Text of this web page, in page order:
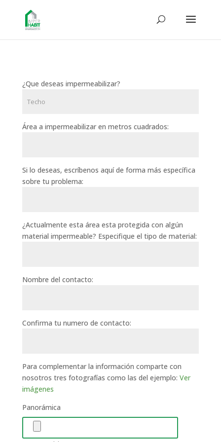
¿Que deseas impermeabilizar?
Área a impermeabilizar en metros cuadrados:
Si lo deseas, escríbenos aquí de forma más específica
sobre tu problema:
¿Actualmente esta área esta protegida con algún
material impermeable? Especifique el tipo de material:
Nombre del contacto:
Confirma tu numero de contacto:
Para complementar la información comparte con
nosotros tres fotografías como las del ejemplo: Ver
imágenes
Panorámica